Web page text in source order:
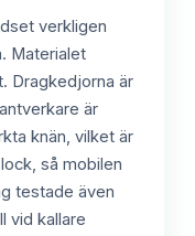
verkligen
Materialet
Dragkedjorna är
är
knän, vilket är
så mobilen
testade även
vid kallare